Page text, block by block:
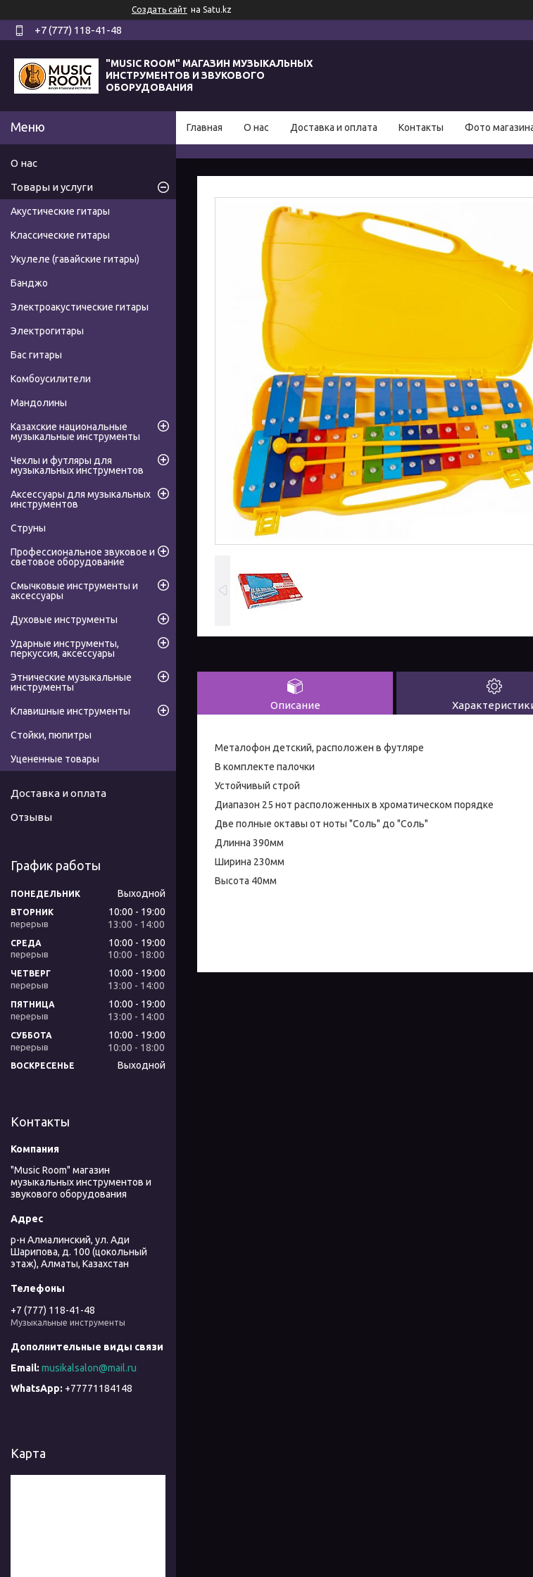
Создать сайт на Satu.kz
+7 (777) 118-41-48
"MUSIC ROOM" МАГАЗИН МУЗЫКАЛЬНЫХ
ИНСТРУМЕНТОВ И ЗВУКОВОГО
ОБОРУДОВАНИЯ
Главная О нас Доставка и оплата Контакты Фото
Описание
Металофон детский, расположен в футляре
В комплекте палочки
Устойчивый строй
Диапазон 25 нот расположенных в хроматическом порядке
Две полные октавы от ноты "Соль" до "Соль"
Длинна 390мм
Ширина 230мм
Высота 40мм
О нас
Товары и услуги
Акустические гитары
Классические гитары
Укулеле (гавайские гитары)
Банджо
Электроакустические гитары
Электрогитары
Бас гитары
Комбоусилители
Мандолины
Казахские национальные
музыкальные инструменты
Чехлы и футляры для
музыкальных инструментов
Аксессуары для музыкальных
инструментов
Струны
Профессиональное звуковое и
световое оборудование
Смычковые инструменты и
аксессуары
Духовые инструменты
Ударные инструменты,
перкуссия, аксессуары
Этнические музыкальные
инструменты
Клавишные инструменты
Стойки, пюпитры
Уцененные товары
Доставка и оплата
Отзывы
График работы
ПОНЕДЕЛЬНИК Выходной
ВТОРНИК 10:00
19:00
13:00
14:00
СРЕДА 10:00
19:00
10:00
18:00
ЧЕТВЕРГ 10:00
19:00
13:00
14:00
ПЯТНИЦА 10:00
19:00
13:00
14:00
СУББОТА 10:00
19:00
10:00
18:00
ВОСКРЕСЕНЬЕ Выходной
Контакты
"Music Room" магазин
музыкальных инструментов и
звукового оборудования
р-н Алмалинский, ул. Ади
Шарипова, д. 100 (цокольный
этаж), Алматы, Казахстан
+7 (777) 118-41-48
Музыкальные инструменты
musikalsalon@mail.ru
+77771184148
Карта